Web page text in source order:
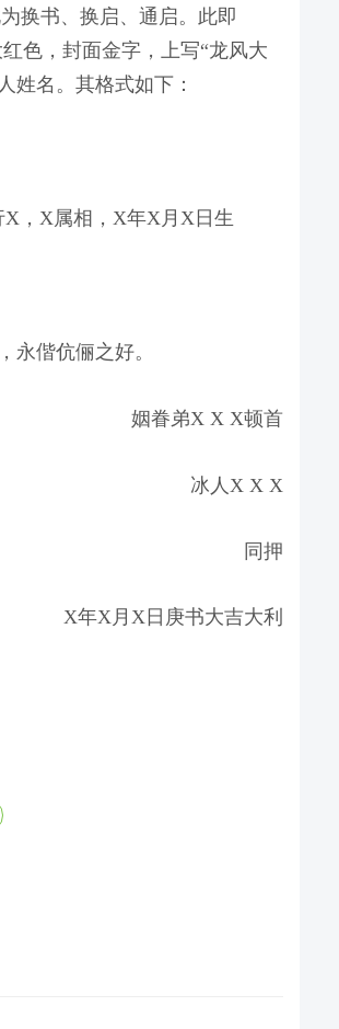
换书、换启、通启。此即
色，封面金字，上写“龙风大
姓名。其格式如下：
，X属相，X年X月X日生
偕伉俪之好。
姻眷弟X X X顿首
冰人X X X
同押
X年X月X日庚书大吉大利